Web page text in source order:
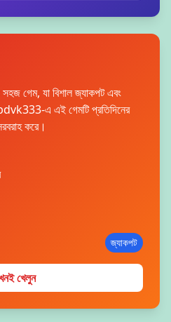
গেম, যা বিশাল জ্যাকপট এবং
এ এই গেমটি প্রতিদিনের
করে।
জ্যাকপট
খেলুন